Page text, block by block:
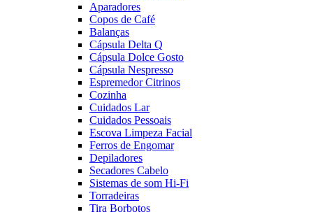
Aparadores
Copos de Café
Balanças
Cápsula Delta Q
Cápsula Dolce Gosto
Cápsula Nespresso
Espremedor Citrinos
Cozinha
Cuidados Lar
Cuidados Pessoais
Escova Limpeza Facial
Ferros de Engomar
Depiladores
Secadores Cabelo
Sistemas de som Hi-Fi
Torradeiras
Tira Borbotos